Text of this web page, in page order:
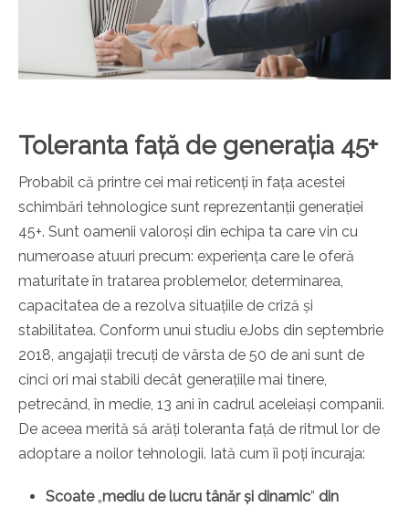
Toleranta față de generația 45+
Probabil că printre cei mai reticenți în fața acestei
schimbări tehnologice sunt reprezentanții generației
45+. Sunt oamenii valoroși din echipa ta care vin cu
numeroase atuuri precum: experiența care le oferă
maturitate în tratarea problemelor, determinarea,
capacitatea de a rezolva situațiile de criză și
stabilitatea. Conform unui studiu eJobs din septembrie
2018, angajații trecuți de vârsta de 50 de ani sunt de
cinci ori mai stabili decât generațiile mai tinere,
petrecând, în medie, 13 ani în cadrul aceleiași companii.
De aceea merită să arăți toleranta față de ritmul lor de
adoptare a noilor tehnologii. Iată cum îi poți încuraja:
Scoate„mediu de lucru tânăr și dinamic” din